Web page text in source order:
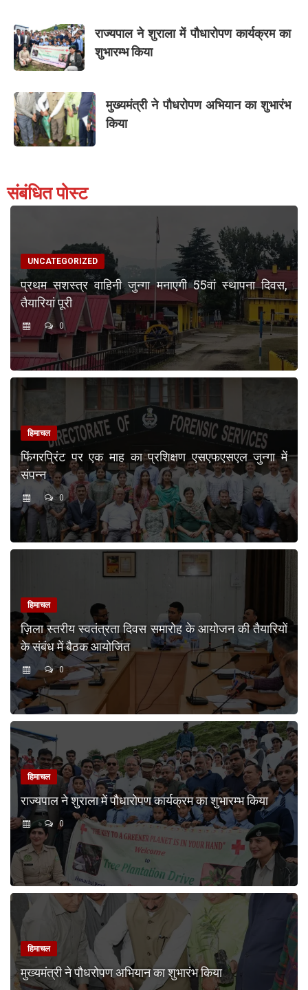
राज्यपाल ने शुराला में पौधारोपण कार्यक्रम का
शुभारम्भ किया
मुख्यमंत्री ने पौधरोपण अभियान का शुभारंभ
किया
संबंधित पोस्ट
UNCATEGORIZED
प्रथम सशस्त्र वाहिनी जुन्गा मनाएगी 55वां स्थापना दिवस,
तैयारियां पूरी
0
हिमाचल
फिंगरप्रिंट पर एक माह का प्रशिक्षण एसएफएसएल जुन्गा में
संपन्न
0
हिमाचल
ज़िला स्तरीय स्वतंत्रता दिवस समारोह के आयोजन की तैयारियों
के संबंध में बैठक आयोजित
0
हिमाचल
राज्यपाल ने शुराला में पौधारोपण कार्यक्रम का शुभारम्भ किया
0
हिमाचल
मुख्यमंत्री ने पौधरोपण अभियान का शुभारंभ किया